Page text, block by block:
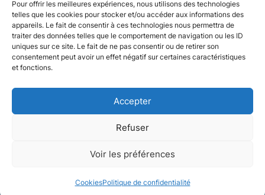
Pour offrir les meilleures expériences, nous utilisons des technologies
telles que les cookies pour stocker et/ou accéder aux informations des
appareils. Le fait de consentir à ces technologies nous permettra de
traiter des données telles que le comportement de navigation ou les ID
uniques sur ce site. Le fait de ne pas consentir ou de retirer son
consentement peut avoir un effet négatif sur certaines caractéristiques
et fonctions.
Accepter
Refuser
Voir les préférences
CookiesPolitique de confidentialité
Conception et réalisation :Plate